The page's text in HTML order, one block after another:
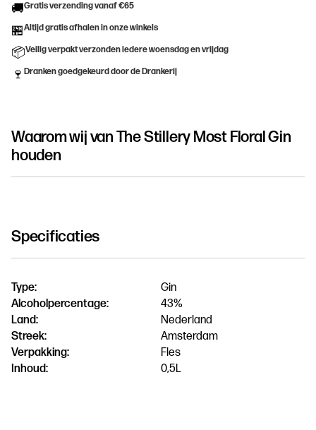
🚚Gratis verzending vanaf €65
🏪Altijd gratis afhalen in onze winkels
📦Veilig verpakt verzonden iedere woensdag en vrijdag
🍷 Dranken goedgekeurd door de Drankerij
Waarom wij vanThe Stillery Most Floral Gin
houden
Specificaties
Type:
Gin
Alcoholpercentage:
43%
Land:
Nederland
Streek:
Amsterdam
Verpakking:
Fles
Inhoud:
0,5L